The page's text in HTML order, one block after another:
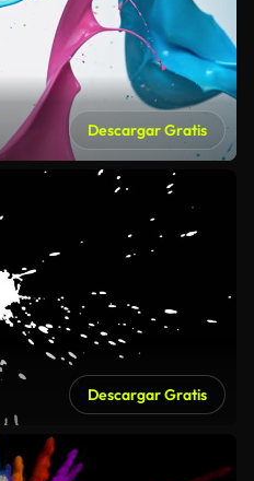
Descargar Gratis
Descargar Gratis